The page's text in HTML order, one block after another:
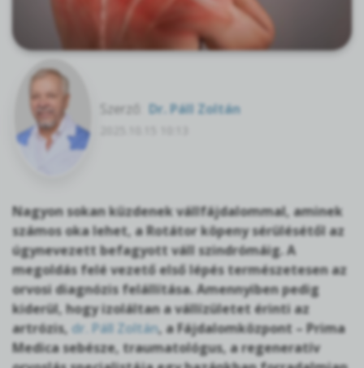
Szerző: Dr. Páll Zoltán
Nagyon sokan küzdenek vállfájdalommal, aminek
számos oka lehet, a Rotátor köpeny sérülésétől az
úgynevezett befagyott váll szindrómáig. A
megoldás felé vezető első lépés természetesen az
orvosi diagnózis felállítása. Amennyiben pedig
kiderül, hogy izoláltan a vállízületet érinti az
artrózis, dr. Páll Zoltán, a Fájdalomközpont – Prima
Medica sebésze, traumatológus, a regeneratív